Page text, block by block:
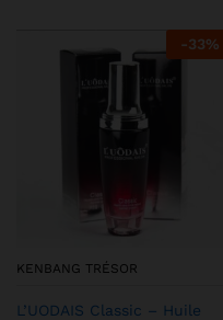
-33%
KENBANG TRÉSOR
L’UODAIS Classic – Huile